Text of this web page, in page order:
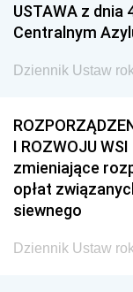
USTAWA z dnia
Centralnym
Dziennik Ustaw
I ROZWOJU
zmieniające
opłat
siewnego
Dziennik Ustaw